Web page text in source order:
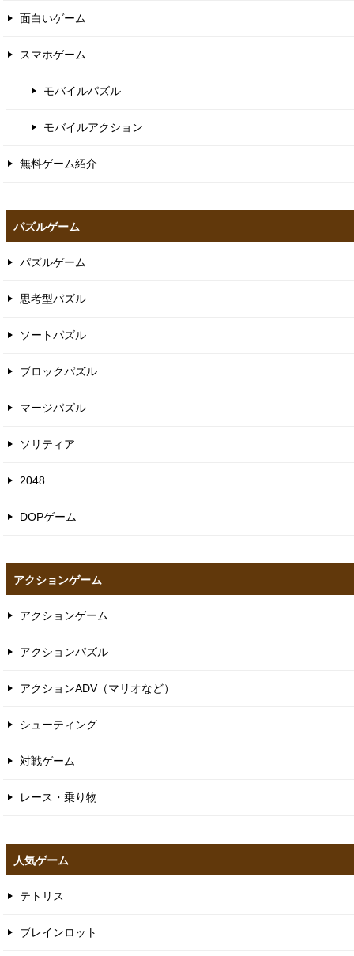
面白いゲーム
スマホゲーム
モバイルパズル
モバイルアクション
無料ゲーム紹介
パズルゲーム
パズルゲーム
思考型パズル
ソートパズル
ブロックパズル
マージパズル
ソリティア
2048
DOPゲーム
アクションゲーム
アクションゲーム
アクションパズル
アクションADV（マリオなど）
シューティング
対戦ゲーム
レース・乗り物
人気ゲーム
テトリス
ブレインロット